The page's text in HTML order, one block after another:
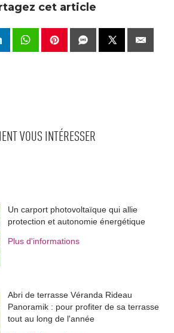
cet article
VOUS INTÉRESSER
Un carport photovoltaïque qui allie
protection et autonomie énergétique
Plus d'informations
Abri de terrasse Véranda Rideau
Panoramik : pour profiter de sa terrasse
tout au long de l'année